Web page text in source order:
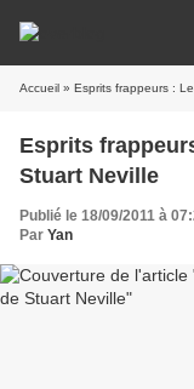
Accueil » Esprits frappeurs :
Esprits
Stuart Neville
Publié le 18/09/2011 à
Par Yan